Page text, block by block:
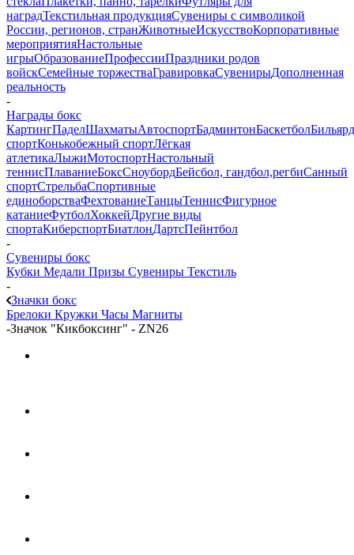
наградТекстильная продукцияСувениры с символикой
России, регионов, странЖивотныеИскусствоКорпоративные
мероприятияНастольные
игрыОбразованиеПрофессииПраздники родов
войскСемейные торжестваГравировкаСувенирыДополненная
реальность
-
Награды бокс
КартингПаделШахматыАвтоспортБадминтонБаскетболБильярд
спортКонькобежный спортЛёгкая
атлетикаЛыжиМотоспортНастольный
теннисПлаваниеБоксСноубордБейсбол, гандбол,регбиСанный
спортСтрельбаСпортивные
единоборстваФехтованиеТанцыТеннисФигурное
катаниеФутболХоккейДругие виды
спортаКиберспортБиатлонДартсПейнтбол
-
Сувениры бокс
Кубки Медали Призы Сувениры Текстиль
-
Значки бокс
Брелоки Кружки Часы Магниты
-Значок "Кикбоксинг" - ZN26